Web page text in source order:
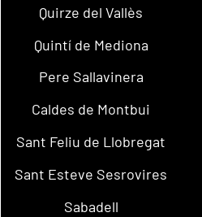
Quirze del Vallès
Quintí de Mediona
Pere Sallavinera
Caldes de Montbui
Sant Feliu de Llobregat
Sant Esteve Sesrovires
Sabadell